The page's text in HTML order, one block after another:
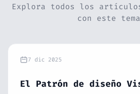
Explora todos los
con este tema
7 dic 2025
El Patrón de diseño